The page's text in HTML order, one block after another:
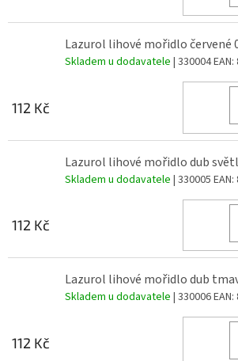
Lazurol lihové mořidlo červené
Skladem u dodavatele | 330004EAN:
112 Kč
Lazurol lihové mořidlo dub
Skladem u dodavatele | 330005 EAN:
112 Kč
Lazurol lihové mořidlo dub
Skladem u dodavatele | 330006EAN:
112 Kč